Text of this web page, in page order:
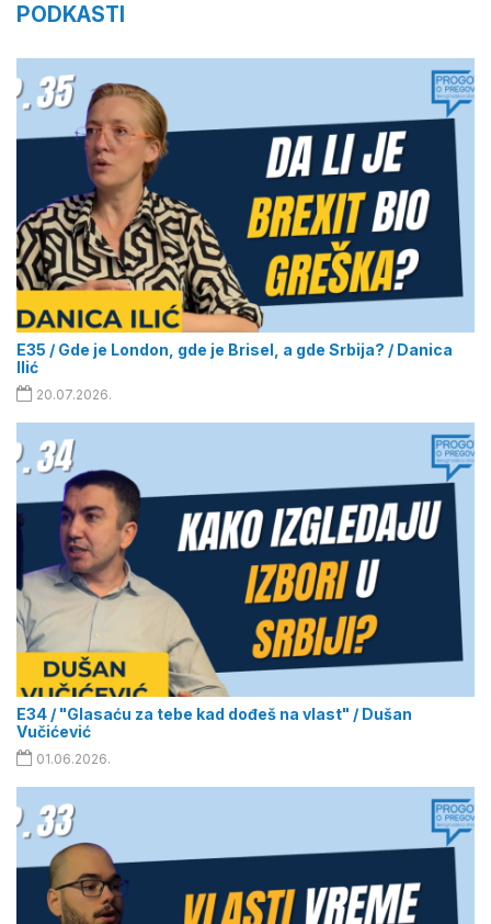
PODKASTI
E35 / Gde je London, gde je Brisel, a gde Srbija? / Danica
Ilić
20.07.2026.
E34 / "Glasaću za tebe kad dođeš na vlast" / Dušan
Vučićević
01.06.2026.